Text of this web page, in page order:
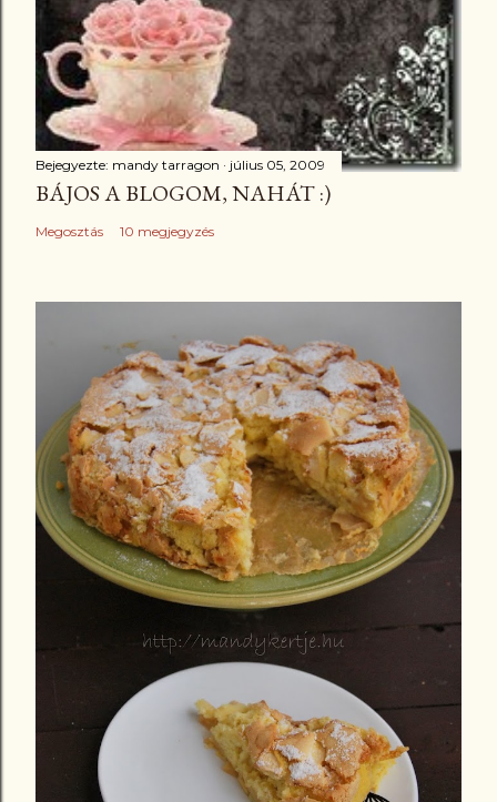
Bejegyezte: mandy tarragon július 05, 2009
BÁJOS A BLOGOM, NAHÁT :)
Megosztás 10 megjegyzés